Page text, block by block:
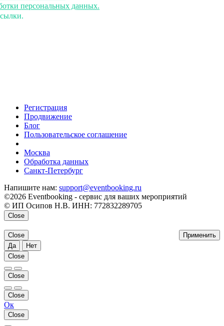
персональных данных.
Регистрация
Продвижение
Блог
Пользовательское соглашение
Москва
Обработка данных
Санкт-Петербург
Напишите нам: support@eventbooking.ru
©2026 Eventbooking - сервис для ваших мероприятий
© ИП Осипов Н.В. ИНН: 772832289705
Close
Применить
Close
Да
Нет
Close
Close
Close
Ок
Close